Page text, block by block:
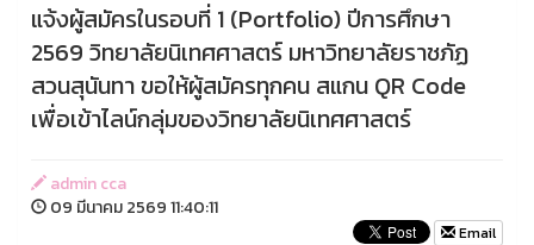
แจ้งผู้สมัครในรอบที่ 1 (Portfolio) ปีการศึกษา
2569 วิทยาลัยนิเทศศาสตร์ มหาวิทยาลัยราชภัฏ
สวนสุนันทา ขอให้ผู้สมัครทุกคน สแกน QR Code
เพื่อเข้าไลน์กลุ่มของวิทยาลัยนิเทศศาสตร์
admin cca
09 มีนาคม 2569 11:40:11
Email